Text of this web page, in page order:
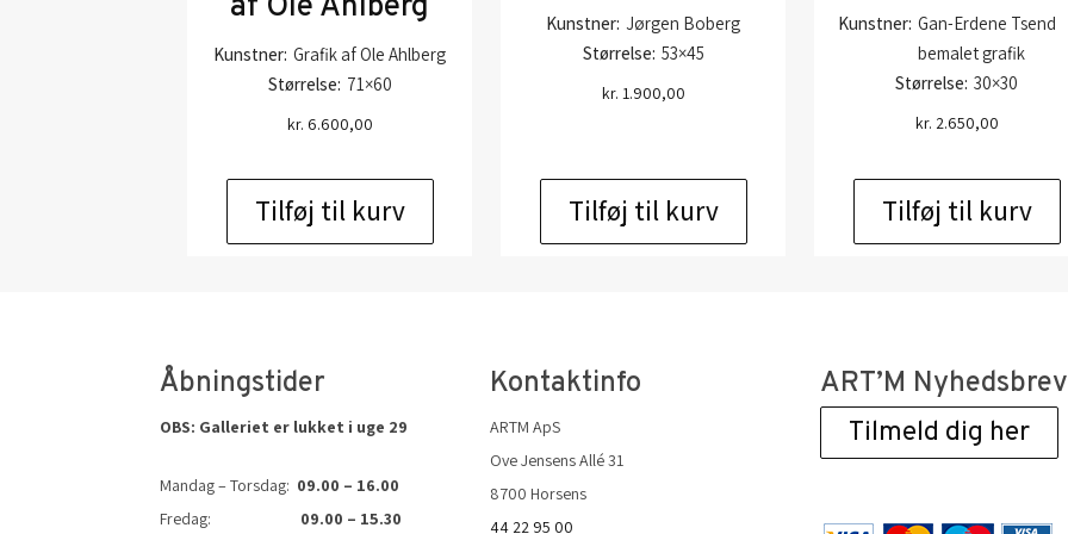
Kunstner: Grafik af Ole Ahlberg
Størrelse: 71×60
kr. 6.600,00
Tilføj til kurv
Kunstner: Jørgen Boberg
Størrelse: 53×45
kr. 1.900,00
Tilføj til kurv
Kunstner: Gan-Erdene Tsend
bemalet grafik
Størrelse: 30×30
kr. 2.650,00
Tilføj til kurv
Åbningstider
OBS: Galleriet er lukket i uge 29
Mandag – Torsdag: 09.00 – 16.00
Fredag: 09.00 – 15.30
Kontaktinfo
ARTM ApS
Ove Jensens Allé 31
8700 Horsens
44 22 95 00
ART’M Nyhedsbrev
Tilmeld dig her